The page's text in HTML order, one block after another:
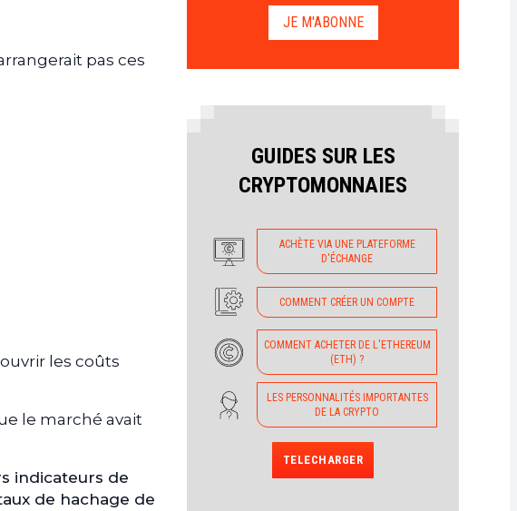
pas ces
les coûts
le marché avait
indicateurs de
de hachage de
JE M'ABONNE
GUIDES SUR LES
CRYPTOMONNAIES
ACHÈTE VIA UNE PLATEFORME
D'ÉCHANGE
COMMENT CRÉER UN COMPTE
COMMENT ACHETER DE L'ETHEREUM
(ETH) ?
LES PERSONNALITÉS IMPORTANTES
DE LA CRYPTO
TELECHARGER